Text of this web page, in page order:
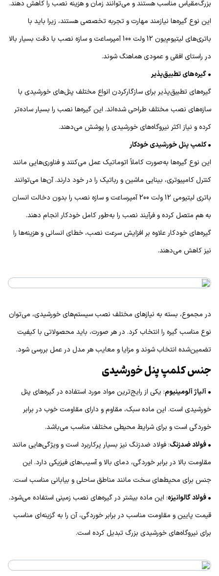
بزرگ‌مقیاس مناسب هستند و می‌توانند زمان و هزینه نصب را کاهش دهند.
این نوع گیره‌ها نیازمند مهارت و تجربه تخصصی هستند، زیرا باید با
باتری‌های لیتیوم‌یون 12 ولت 100 آمپرساعت و سازه نصب با دقت بسیار بالا
در راستای افقی و عمودی هماهنگ شوند.
• گیره‌های تطبیق‌پذیر
گیره‌های تطبیق‌پذیر برای سازگارکردن انواع مختلف پنل‌های خورشیدی با
سازه‌های نصب مختلف طراحی شده‌اند. این گیره‌ها نصب را بسیار ساده‌تر
کرده و نیاز اکثر نیروگاه‌های خورشیدی را پوشش می‌دهند.
• کلمپ پنل خورشیدی خودکار
این نوع گیره‌ها به‌صورت کاملاً اتوماتیک عمل می‌کنند و فناوری‌هایی مانند
کنترل کامپیوتری، بینایی ماشین و رباتیک را در خود دارند. آن‌ها می‌توانند
باتری لیتیومی 12 ولت 200 آمپرساعت و سازه نصب را بدون دخالت انسان
به هم متصل کرده و فرآیند نصب را به‌طور کامل خودکار انجام دهند.
گیره‌های خودکار علاوه بر افزایش سرعت نصب، خطای انسانی و هزینه‌ها را
نیز کاهش می‌دهند.
در مجموع، بسته به نیازهای مختلف نصب سیستم‌های خورشیدی، می‌توان
نوع مناسب گیره را انتخاب کرد. در هر صورت، باید محصولاتی با کیفیت
تضمین‌شده انتخاب شوند و مزایا و معایب هر مدل در عمل بررسی شود.
جنس کلمپ پنل خورشیدی
• آلیاژ آلومینیوم: یکی از رایج‌ترین مواد مورد استفاده در گیره‌های پنل
خورشیدی است. این ماده سبک، مقاوم و دارای مقاومت خوب در برابر
خوردگی است و برای شرایط محیطی مختلف مناسب می‌باشد.
• فولاد ضدزنگ: فولاد ضدزنگ نیز بسیار پرکاربرد است و ویژگی‌هایی مانند
مقاومت بالا در برابر خوردگی، دمای بالا و آسیب‌های فیزیکی دارد. این
جنس برای محیط‌های سخت مانند مناطق ساحلی و بیابانی مناسب است.
• فولاد گالوانیزه: این ماده بیشتر در گیره‌های نصب زمینی استفاده می‌شود.
قیمت پایین و مقاومت مناسب در برابر خوردگی، آن را به گزینه‌ای مناسب
برای نیروگاه‌های خورشیدی بزرگ تبدیل کرده است.